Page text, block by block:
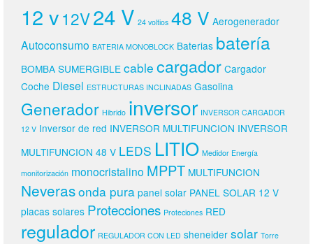
12 v12V24 V 24 voltios 48 V Aerogenerador
Autoconsumo BATERIA MONOBLOCK Baterias batería
BOMBA SUMERGIBLE cable cargador Cargador
Coche Diesel ESTRUCTURAS INCLINADAS Gasolina
Generador Hibrido inversor INVERSOR CARGADOR
12 V Inversor de red INVERSOR MULTIFUNCION INVERSOR
MULTIFUNCION 48 V LEDS LITIO Medidor Energía
monitorización monocristalino MPPT MULTIFUNCION
Neverasonda pura panel solar PANEL SOLAR 12 V
placas solares Protecciones Proteciones RED
regulador REGULADOR CON LED sheneider solar Torre